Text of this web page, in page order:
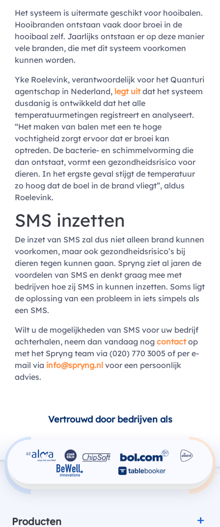
Het systeem is uitermate geschikt voor hooibalen.
Hooibranden ontstaan vaak door broei in de
hooibaal zelf. Jaarlijks ontstaan er op deze manier
vele branden, die met dit systeem voorkomen
kunnen worden.
Yke Roelevink, verantwoordelijk voor het Quanturi
agentschap in Nederland, legt uitdat het systeem
dusdanig is ontwikkeld dat het alle
temperatuurmetingen registreert en analyseert.
“Het maken van balen met een te hoge
vochtigheid zorgt ervoor dat er broei kan
optreden. De bacterie- en schimmelvorming die
dan ontstaat, vormt een gezondheidsrisico voor
dieren. In het ergste geval stijgt de temperatuur
zo hoog dat de boel in de brand vliegt”, aldus
Roelevink.
SMS inzetten
De inzet van SMS zal dus niet alleen brand kunnen
voorkomen, maar ook gezondheidsrisico’s bij
dieren tegen kunnen gaan. Spryng ziet al jaren de
voordelen van SMS en denkt graag mee met
bedrijven hoe zij SMS in kunnen inzetten. Soms ligt
de oplossing van een probleem in iets simpels als
een SMS.
Wilt u de mogelijkheden van SMS voor uw bedrijf
achterhalen, neem dan vandaag nog contactop
met het Spryng team via (020) 770 3005 of per e-
mail via info@spryng.nl voor een persoonlijk
advies.
Vertrouwd door bedrijven als
Producten